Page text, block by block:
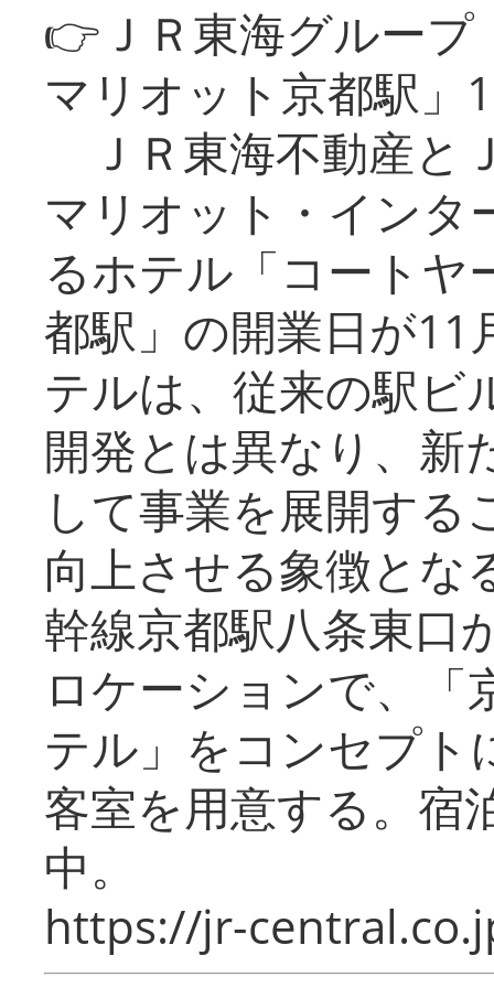
👉ＪＲ東海グルー
マリオット京都駅」
ＪＲ東海不動産と
マリオット・インタ
るホテル「コートヤ
都駅」の開業日が11
テルは、従来の駅ビ
開発とは異なり、新
して事業を展開する
向上させる象徴とな
幹線京都駅八条東口
ロケーションで、「
テル」をコンセプト
客室を用意する。宿
中。
https://jr-